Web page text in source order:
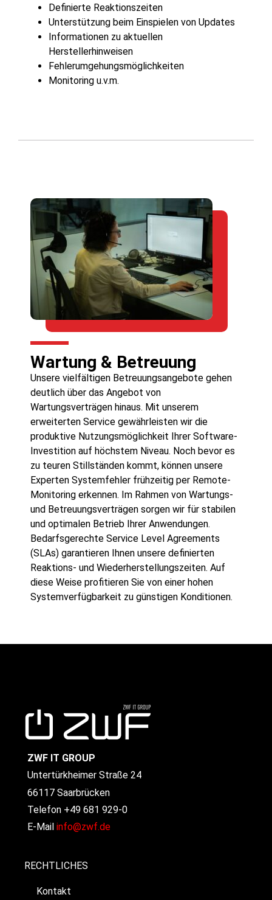
Definierte Reaktionszeiten
Unterstützung beim Einspielen von Updates
Informationen zu aktuellen
Herstellerhinweisen
Fehlerumgehungsmöglichkeiten
Monitoring u.v.m.
Wartung & Betreuung
Unsere vielfältigen Betreuungsangebote gehen
deutlich über das Angebot von
Wartungsverträgen hinaus. Mit unserem
erweiterten Service gewährleisten wir die
produktive Nutzungsmöglichkeit Ihrer Software-
Investition auf höchstem Niveau. Noch bevor es
zu teuren Stillständen kommt, können unsere
Experten Systemfehler frühzeitig per Remote-
Monitoring erkennen. Im Rahmen von Wartungs-
und Betreuungsverträgen sorgen wir für stabilen
und optimalen Betrieb Ihrer Anwendungen.
Bedarfsgerechte Service Level Agreements
(SLAs) garantieren Ihnen unsere definierten
Reaktions- und Wiederherstellungszeiten. Auf
diese Weise profitieren Sie von einer hohen
Systemverfügbarkeit zu günstigen Konditionen.
ZWF IT GROUP
Untertürkheimer Straße 24
66117 Saarbrücken
Telefon +49 681 929-0
E-Mail info@zwf.de
RECHTLICHES
Kontakt